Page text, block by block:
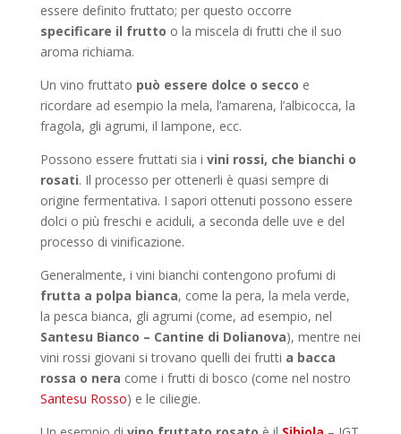
essere definito fruttato; per questo occorre
specificare il frutto o la miscela di frutti che il suo
aroma richiama.
Un vino fruttato può essere dolce o secco e
ricordare ad esempio la mela, l’amarena, l’albicocca, la
fragola, gli agrumi, il lampone, ecc.
Possono essere fruttati sia i vini rossi, che bianchi o
rosati. Il processo per ottenerli è quasi sempre di
origine fermentativa. I sapori ottenuti possono essere
dolci o più freschi e aciduli, a seconda delle uve e del
processo di vinificazione.
Generalmente, i vini bianchi contengono profumi di
frutta a polpa bianca, come la pera, la mela verde,
la pesca bianca, gli agrumi (come, ad esempio, nel
Santesu Bianco – Cantine di Dolianova), mentre nei
vini rossi giovani si trovano quelli dei frutti a bacca
rossa o nera come i frutti di bosco (come nel nostro
Santesu Rosso) e le ciliegie.